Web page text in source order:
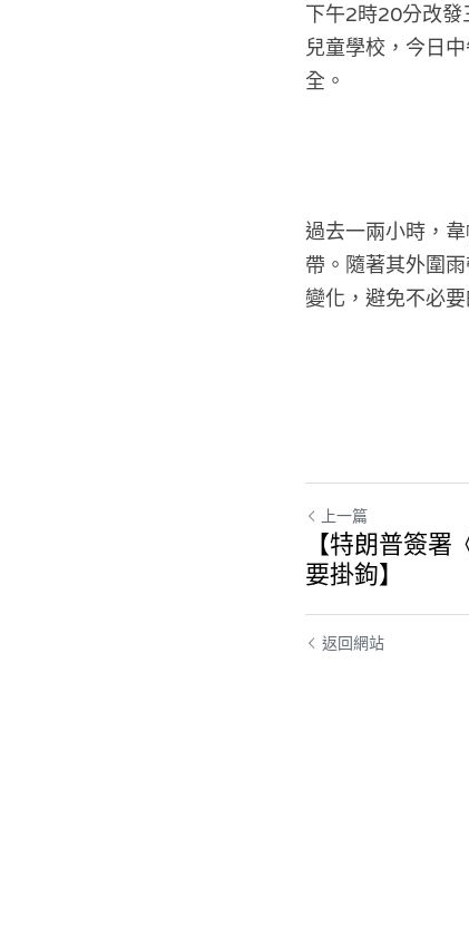
下午2時20分改發
兒童學校，今日
全。
過去一兩小時，
帶。隨著其外圍
變化，避免不必
上一篇
【特朗普簽
要掛鉤】
返回網站